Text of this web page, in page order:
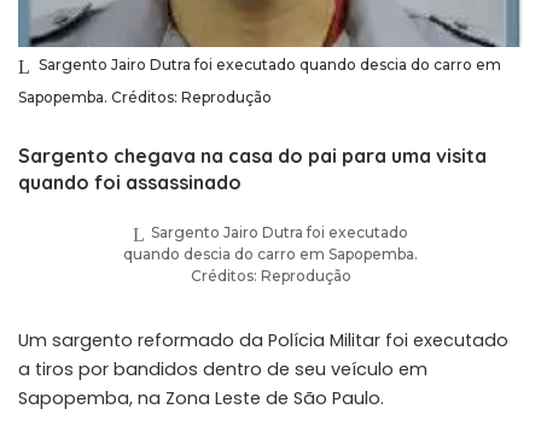
Sargento Jairo Dutra foi executado quando descia do carro em
Sapopemba. Créditos: Reprodução
Sargento chegava na casa do pai para uma visita
quando foi assassinado
Sargento Jairo Dutra foi executado
quando descia do carro em Sapopemba.
Créditos: Reprodução
Um sargento reformado da Polícia Militar foi executado
a tiros por bandidos dentro de seu veículo em
Sapopemba, na Zona Leste de São Paulo.